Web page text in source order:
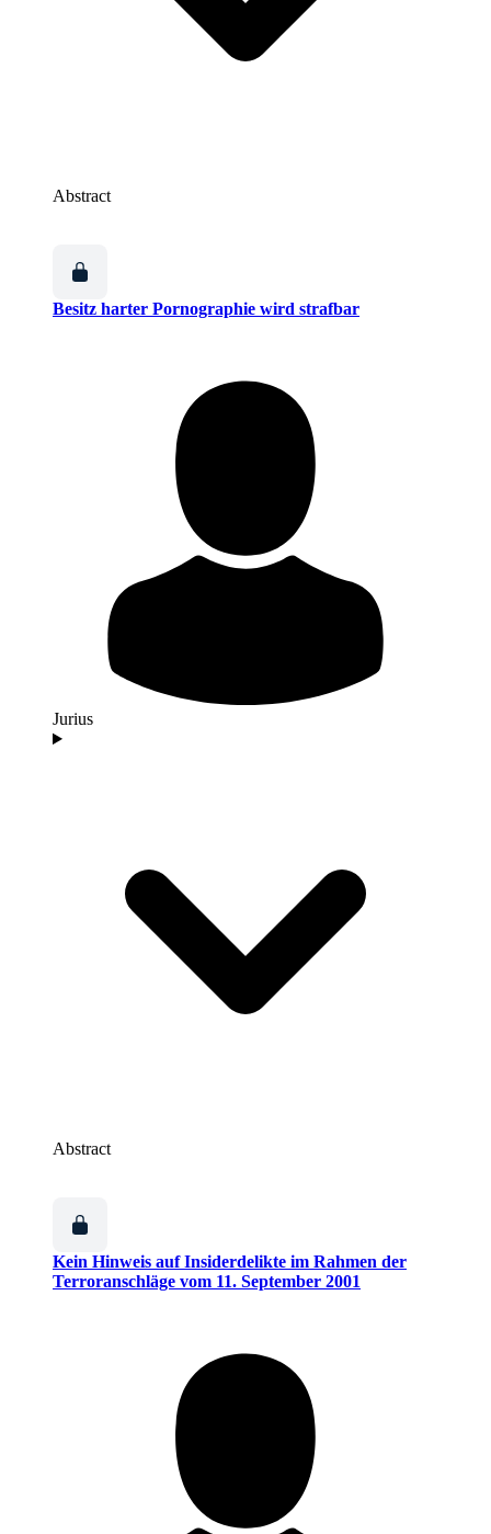
Abstract
Besitz harter Pornographie wird strafbar
Jurius
Abstract
Kein Hinweis auf Insiderdelikte im Rahmen der
Terroranschläge vom 11. September 2001